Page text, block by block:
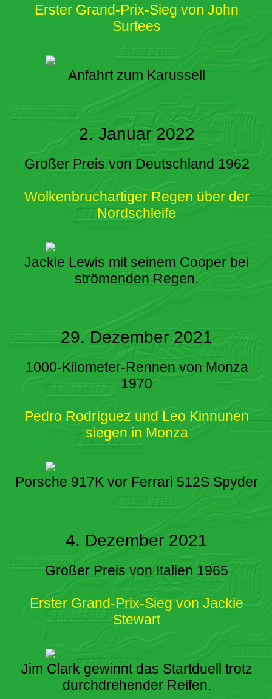
Erster Grand-Prix-Sieg von John
Surtees
Anfahrt zum Karussell
2. Januar 2022
Großer Preis von Deutschland 1962
Wolkenbruchartiger Regen über der
Nordschleife
Jackie Lewis mit seinem Cooper bei
strömenden Regen.
29. Dezember 2021
1000-Kilometer-Rennen von Monza
1970
Pedro Rodríguez und Leo Kinnunen
siegen in Monza
Porsche 917K vor Ferrari 512S Spyder
4. Dezember 2021
Großer Preis von Italien 1965
Erster Grand-Prix-Sieg von Jackie
Stewart
Jim Clark gewinnt das Startduell trotz
durchdrehender Reifen.